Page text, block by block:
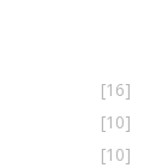
[16]
[10]
[10]